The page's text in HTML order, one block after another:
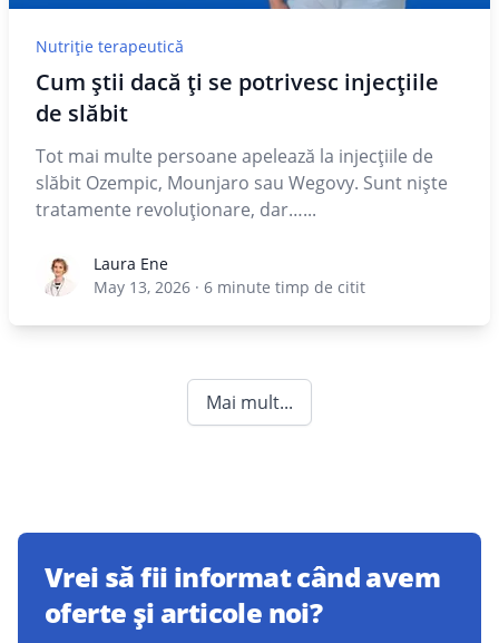
Nutriție terapeutică
Cum știi dacă ți se potrivesc injecțiile
de slăbit
Tot mai multe persoane apelează la injecțiile de
slăbit Ozempic, Mounjaro sau Wegovy. Sunt niște
tratamente revoluționare, dar…...
Laura EneLaura Ene
May 13, 2026 · 6 minute timp de citit
Mai mult...
Vrei să fii informat când avem
oferte și articole noi?